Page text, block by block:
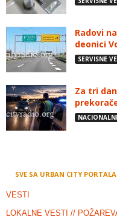
Radovi
deonici
SERVISNE
Za tri
SVE SA URBAN CITY PORTALA
VESTI
LOKALNE VESTI //